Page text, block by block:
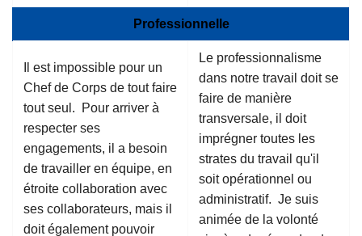
Professionnelle
Il est impossible pour un
Chef de Corps de tout faire
tout seul. Pour arriver à
respecter ses
engagements, il a besoin
de travailler en équipe, en
étroite collaboration avec
ses collaborateurs, mais il
doit également pouvoir
Le professionnalisme
dans notre travail doit se
faire de manière
transversale, il doit
imprégner toutes les
strates du travail qu'il
soit opérationnel ou
administratif. Je suis
animée de la volonté